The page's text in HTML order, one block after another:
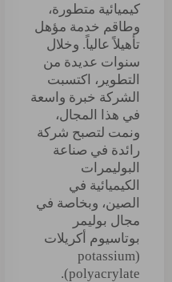
كيميائية متطورة،
وطاقم خدمة مؤهل
تأهيلاً عالياً. وخلال
سنوات عديدة من
التطوير، اكتسبت
الشركة خبرة واسعة
في هذا المجال،
ونمت لتصبح شركة
رائدة في صناعة
البوليمرات
الكيميائية في
الصين، وبخاصة في
مجال بوليمر
بوتاسيوم أكريلات
(potassium
polyacrylate).